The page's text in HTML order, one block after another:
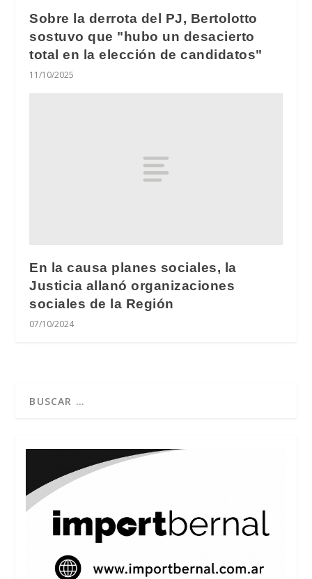
Sobre la derrota del PJ, Bertolotto
sostuvo que "hubo un desacierto
total en la elección de candidatos"
11/10/2025
En la causa planes sociales, la
Justicia allanó organizaciones
sociales de la Región
07/10/2024